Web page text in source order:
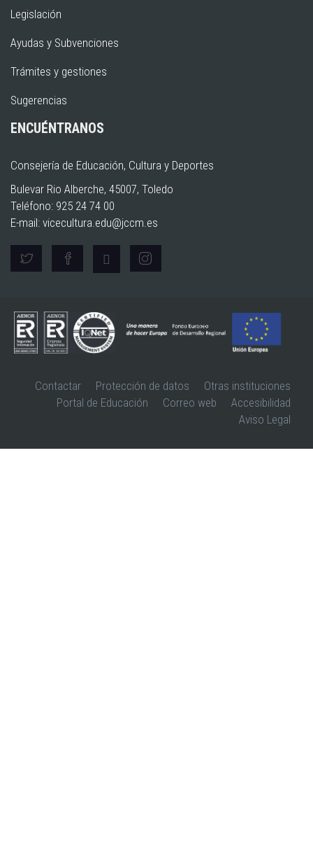
Legislación
Ayudas y Subvenciones
Trámites y gestiones
Sugerencias
ENCUÉNTRANOS
Consejería de Educación, Cultura y Deportes
Bulevar Rio Alberche, 45007, Toledo
Teléfono: 925 24 74 00
E-mail: vicecultura.edu@jccm.es
Contactar Protección de datos
Otras instituciones
Portal de Educación
Correo web
Accesibilidad
Aviso Legal